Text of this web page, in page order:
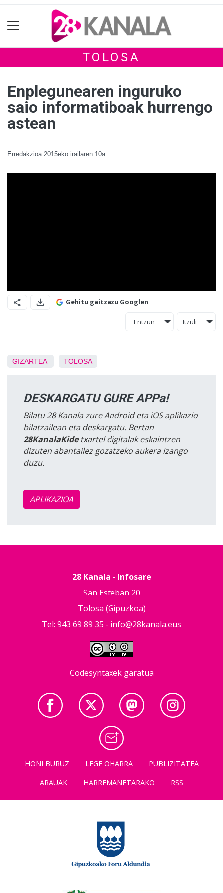
TOLOSA
Enplegunearen inguruko
saio informatiboak hurrengo
astean
Erredakzioa 2015eko irailaren 10a
Gehitu gaitzazu Googlen
Entzun Itzuli
GIZARTEA TOLOSA
DESKARGATU GURE APPa!
Bilatu 28 Kanala zure Android eta iOS aplikazio
bilatzailean eta deskargatu. Bertan
28KanalaKidetxartel digitalak eskaintzen
dizuten abantailez gozatzeko aukera izango
duzu.
APLIKAZIOA
28 Kanala - Infosare
San Esteban 20
Tolosa (Gipuzkoa)
Tel: 943 69 89 35 - info@28kanala.eus
Codesyntaxek garatua
HONI BURUZ LEGE OHARRA
PUBLIZITATEA
ARAUAK
HARREMANETARAKO RSS